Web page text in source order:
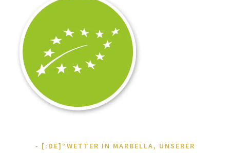
[:DE]“WETTER IN MARBELLA, UNSERER